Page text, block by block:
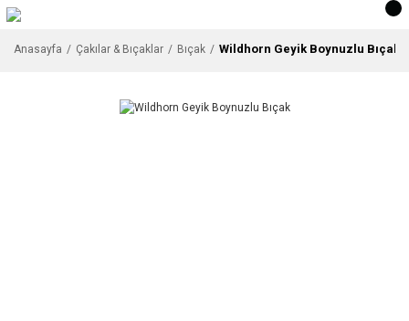
Anasayfa Çakılar & Bıçaklar Bıçak Wildhorn Geyik Boynuzlu Bıçak